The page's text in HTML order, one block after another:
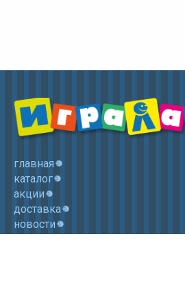
главная
каталог
акции
доставка
новости